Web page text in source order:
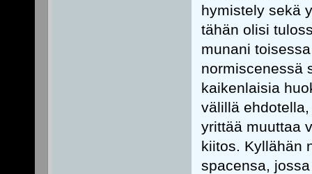
hymistely sekä
tähän olisi
munani
normiscenessä
kaikenlaisia
välillä
yrittää muuttaa
kiitos. Kyllähän
spacensa,